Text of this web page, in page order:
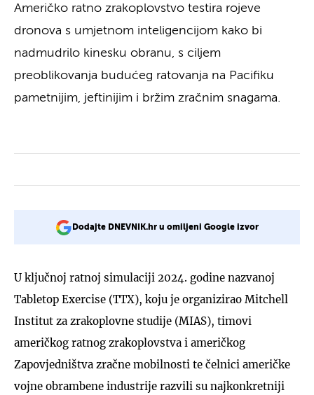
Američko ratno zrakoplovstvo testira rojeve
dronova s ​​umjetnom inteligencijom kako bi
nadmudrilo kinesku obranu, s ciljem
preoblikovanja budućeg ratovanja na Pacifiku
pametnijim, jeftinijim i bržim zračnim snagama.
Dodajte DNEVNIK.hr u omiljeni Google izvor
U ključnoj ratnoj simulaciji 2024. godine nazvanoj
Tabletop Exercise (TTX), koju je organizirao Mitchell
Institut za zrakoplovne studije (MIAS), timovi
američkog ratnog zrakoplovstva i američkog
Zapovjedništva zračne mobilnosti te čelnici američke
vojne obrambene industrije razvili su najkonkretniji